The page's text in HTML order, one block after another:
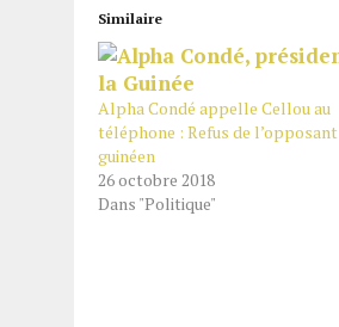
Similaire
Alpha Condé appelle Cellou au
téléphone : Refus de l’opposant
guinéen
26 octobre 2018
Dans "Politique"